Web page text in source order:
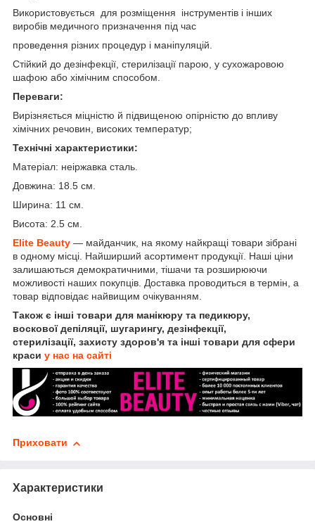
Використовується для розміщення інструментів і інших
виробів медичного призначення під час
проведення різних процедур і маніпуляцій.
Стійкий до дезінфекції, стерилізації парою, у сухожаровою
шафою або хімічним способом.
Переваги:
Вирізняється міцністю й підвищеною опірністю до впливу
хімічних речовин, високих температур;
Технічні характеристики:
Матеріал: неіржавка сталь.
Довжина: 18.5 см.
Ширина: 11 см.
Висота: 2.5 см.
Elite Beauty — майданчик, на якому найкращі товари зібрані
в одному місці. Найширший асортимент продукції. Наші ціни
залишаються демократичними, тішачи та розширюючи
можливості наших покупців. Доставка проводиться в термін, а
товар відповідає найвищим очікуванням.
Також є інші товари для манікюру та педикюру,
воскової депіляції, шугарингу, дезінфекції,
стерилізації, захисту здоров'я та інші товари для сфери
краси у нас на сайті
Приховати
Характеристики
Основні